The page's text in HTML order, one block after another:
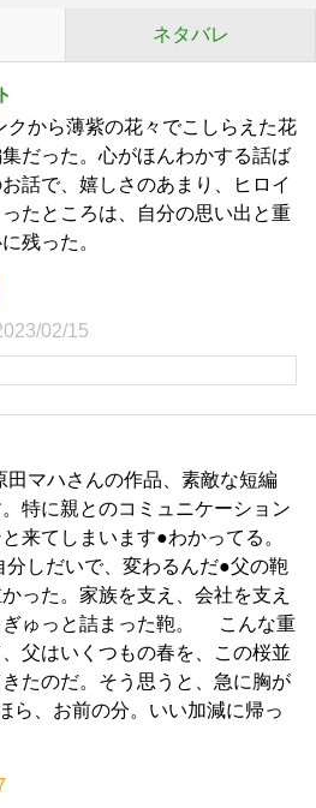
ネタバレ
クから薄紫の花々でこしらえた花
だった。心がほんわかする話ば
話で、嬉しさのあまり、ヒロイ
たところは、自分の思い出と重
残った。
02/15
田マハさんの作品、素敵な短編
特に親とのコミュニケーション
来てしまいます●わかってる。
しだいで、変わるんだ●父の鞄
った。家族を支え、会社を支え
ぎゅっと詰まった鞄。 こんな重
父はいくつもの春を、この桜並
たのだ。そう思うと、急に胸が
ら、お前の分。いい加減に帰っ